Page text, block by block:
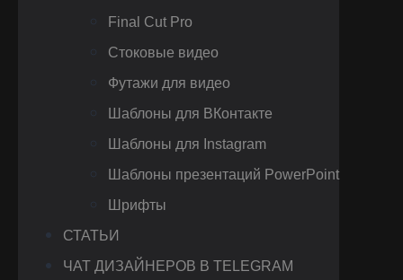
Final Cut Pro
Стоковые видео
Футажи для видео
Шаблоны для ВКонтакте
Шаблоны для Instagram
Шаблоны презентаций PowerPoint
Шрифты
СТАТЬИ
ЧАТ ДИЗАЙНЕРОВ В TELEGRAM